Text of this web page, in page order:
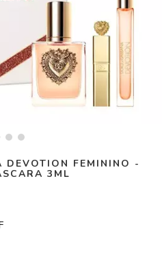
DEVOTION FEMININO -
3ML